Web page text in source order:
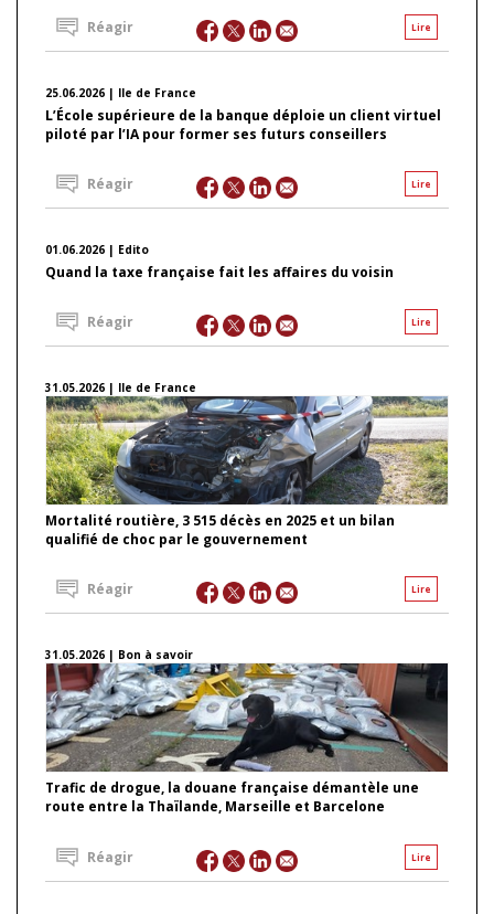
Lire
Réagir
25.06.2026 | Ile de France
L’École supérieure de la banque déploie un client virtuel
piloté par l’IA pour former ses futurs conseillers
Lire
Réagir
01.06.2026 | Edito
Quand la taxe française fait les affaires du voisin
Lire
Réagir
31.05.2026 | Ile de France
Mortalité routière, 3 515 décès en 2025 et un bilan
qualifié de choc par le gouvernement
Lire
Réagir
31.05.2026 | Bon à savoir
Trafic de drogue, la douane française démantèle une
route entre la Thaïlande, Marseille et Barcelone
Lire
Réagir